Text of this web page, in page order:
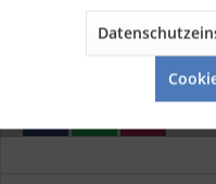
Schnelle Lieferung
Verschiedene